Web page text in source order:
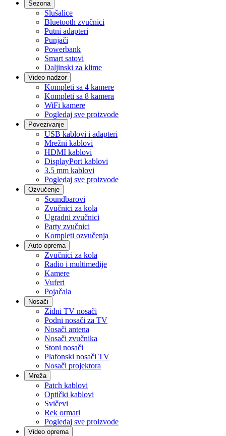
Sezona
Slušalice
Bluetooth zvučnici
Putni adapteri
Punjači
Powerbank
Smart satovi
Daljinski za klime
Video nadzor
Kompleti sa 4 kamere
Kompleti sa 8 kamera
WiFi kamere
Pogledaj sve proizvode
Povezivanje
USB kablovi i adapteri
Mrežni kablovi
HDMI kablovi
DisplayPort kablovi
3.5 mm kablovi
Pogledaj sve proizvode
Ozvučenje
Soundbarovi
Zvučnici za kola
Ugradni zvučnici
Party zvučnici
Kompleti ozvučenja
Auto oprema
Zvučnici za kola
Radio i multimedije
Kamere
Vuferi
Pojačala
Nosači
Zidni TV nosači
Podni nosači za TV
Nosači antena
Nosači zvučnika
Stoni nosači
Plafonski nosači TV
Nosači projektora
Mreža
Patch kablovi
Optički kablovi
Svičevi
Rek ormari
Pogledaj sve proizvode
Video oprema